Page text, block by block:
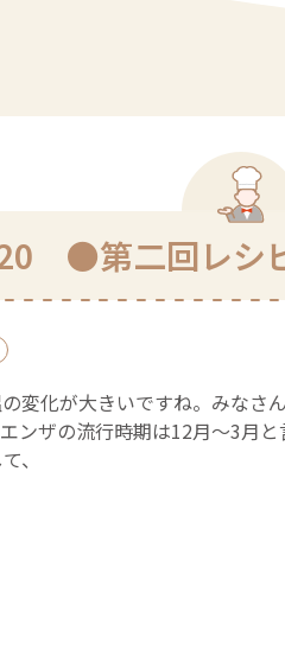
●第二回レシ
変化が大きいですね。みな
ンザの流行時期は12月～3月
、